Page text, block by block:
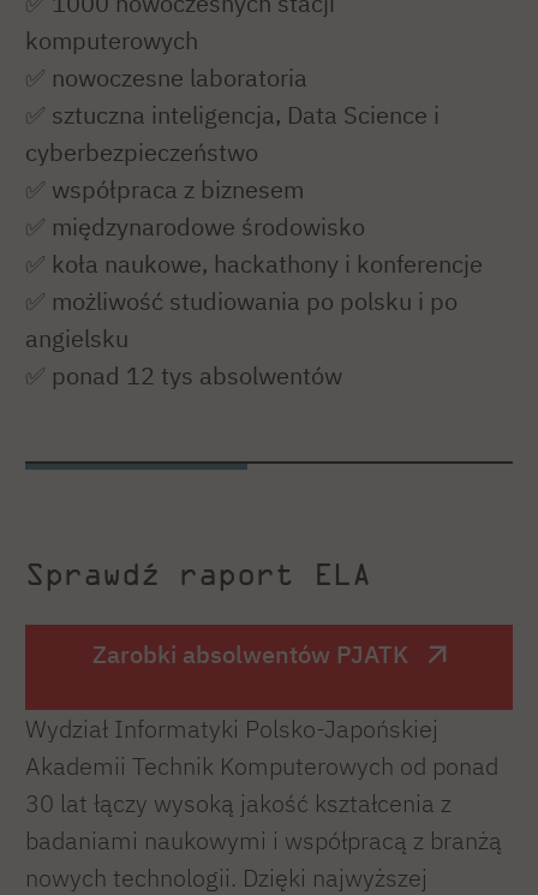
komputerowych
✅ nowoczesne laboratoria
✅ sztuczna inteligencja, Data Science i
cyberbezpieczeństwo
✅ współpraca z biznesem
✅ międzynarodowe środowisko
✅ koła naukowe, hackathony i konferencje
✅ możliwość studiowania po polsku i po
angielsku
✅ ponad 12 tys absolwentów
Sprawdź raport ELA
Zarobki absolwentów PJATK
Wydział Informatyki Polsko-Japońskiej
Akademii Technik Komputerowych od ponad
30 lat łączy wysoką jakość kształcenia z
badaniami naukowymi i współpracą z branżą
nowych technologii. Dzięki najwyższej